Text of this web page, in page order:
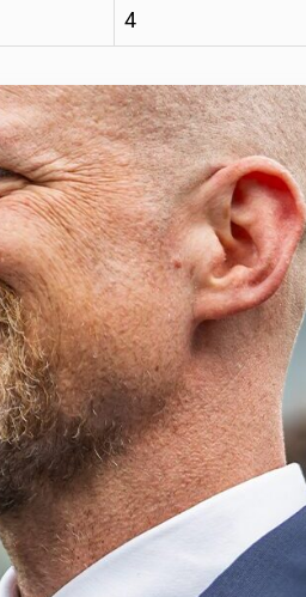
4